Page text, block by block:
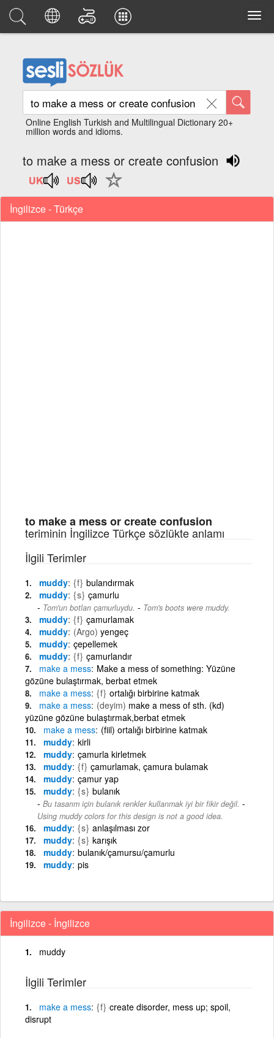
Online English Turkish and Multilingual Dictionary 20+
million words and idioms.
to make a mess or create confusion
İngilizce - Türkçe
to make a mess or create confusion
teriminin İngilizce Türkçe sözlükte anlamı
İlgili Terimler
muddy {f} bulandırmak
muddy {s} çamurlu
Tom'un botları çamurluydu. - Tom's boots were muddy.
muddy {f} çamurlamak
muddy (Argo) yengeç
muddy çepellemek
muddy {f} çamurlandır
make a mess Make a mess of something: Yüzüne
gözüne bulaştırmak, berbat etmek
make a mess {f} ortalığı birbirine katmak
make a mess (deyim) make a mess of sth. (kd)
yüzüne gözüne bulaştırmak,berbat etmek
make a mess (fiil) ortalığı birbirine katmak
muddy kirli
muddy çamurla kirletmek
muddy {f} çamurlamak, çamura bulamak
muddy çamur yap
muddy {s} bulanık
Bu tasarım için bulanık renkler kullanmak iyi bir fikir değil. -
Using muddy colors for this design is not a good idea.
muddy {s} anlaşılması zor
muddy {s} karışık
muddy bulanık/çamursu/çamurlu
muddy pis
İngilizce - İngilizce
muddy
İlgili Terimler
make a mess {f} create disorder, mess up; spoil,
disrupt